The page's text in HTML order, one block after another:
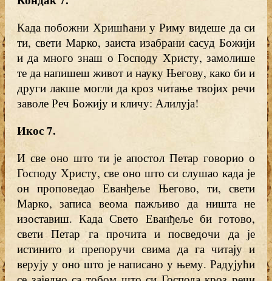
Када побожни Хришћани у Риму видеше да си
ти, свети Марко, заиста изабрани сасуд Божији
и да много знаш о Господу Христу, замолише
те да напишеш живот и науку Његову, како би и
други лакше могли да кроз читање твојих речи
заволе Реч Божију и кличу: Алилуја!
Икос 7.
И све оно што ти је апостол Петар говорио о
Господу Христу, све оно што си слушао када је
он проповедао Еванђеље Његово, ти, свети
Марко, записа веома пажљиво да ништа не
изоставиш. Када Свето Еванђеље би готово,
свети Петар га прочита и посведочи да је
истинито и препоручи свима да га читају и
верују у оно што је написано у њему. Радујући